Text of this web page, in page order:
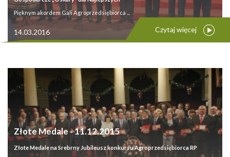
Pięknym akordem Gali Agroprzedsiębiorca ...
14.03.2016 Czytaj więcej
Złote Medale - 11.12.2015
Złote Medale na Srebrny Jubileusz konkursu Agroprzedsiębiorca RP